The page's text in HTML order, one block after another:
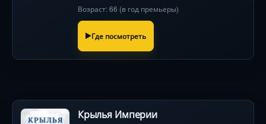
Возраст: 66 (в год премьеры)
Где посмотреть
Крылья Империи